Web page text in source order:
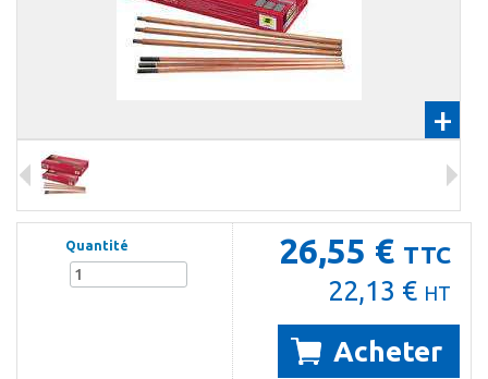
+
26,55 € TTC
22,13 € HT
Acheter
Quantité